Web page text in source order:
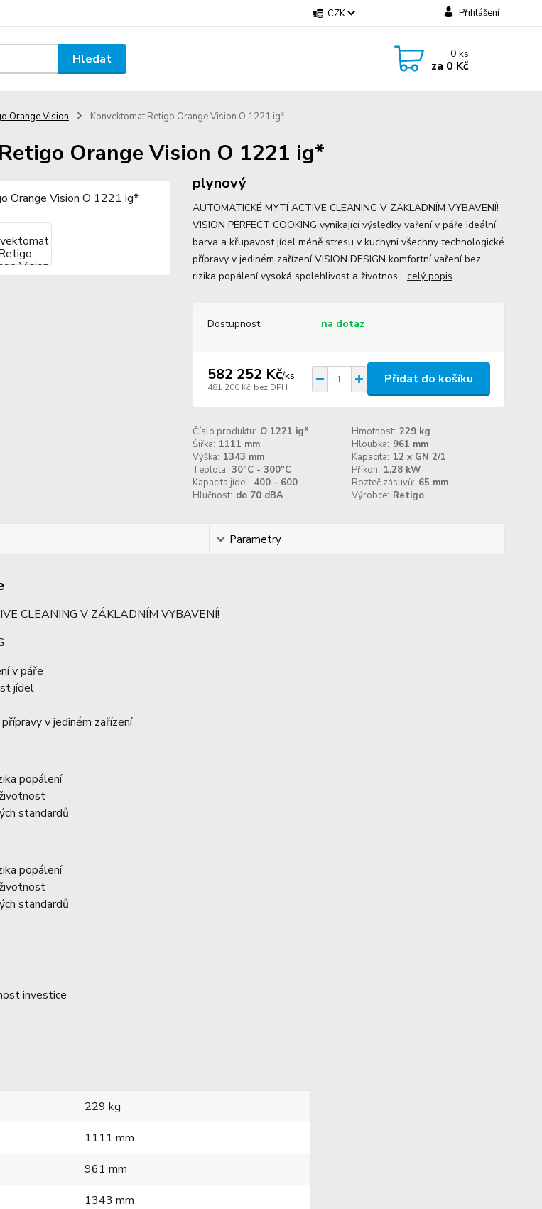
CZK Přihlášení
Hledat 0ks
za 0 Kč
Orange Vision Konvektomat Retigo Orange Vision O 1221 ig*
Orange Vision O 1221 ig*
plynový
AUTOMATICKÉ MYTÍ ACTIVE CLEANING V ZÁKLADNÍM VYBAVENÍ!
VISION PERFECT COOKING vynikající výsledky vaření v páře ideální
barva a křupavost jídel méně stresu v kuchyni všechny technologické
přípravy v jediném zařízení VISION DESIGN komfortní vaření bez
rizika popálení vysoká spolehlivost a životnos... celý popis
Dostupnost na dotaz
582 252 Kč/ks
481 200 Kč bez DPH
Přidat do košíku
Číslo produktu: O 1221 ig* Hmotnost: 229 kg
Šířka: 1111 mm Hloubka: 961 mm
Výška: 1343 mm Kapacita: 12 x GN 2/1
Teplota: 30°C - 300°C Příkon: 1,28 kW
Kapacita jídel: 400 - 600 Rozteč zásuvů: 65 mm
Hlučnost: do 70 dBA Výrobce: Retigo
Parametry
CLEANING V ZÁKLADNÍM VYBAVENÍ!
v páře
jídel
v jediném zařízení
popálení
standardů
popálení
standardů
investice
229 kg
1111 mm
961 mm
1343 mm